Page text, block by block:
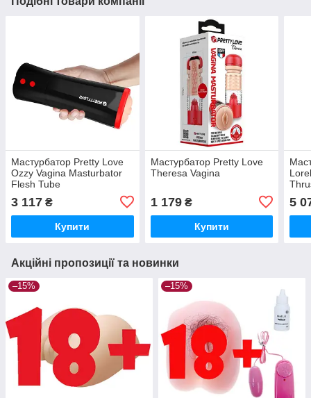
Мастурбатор Pretty Love
Ozzy Vagina Masturbator
Flesh Tube
3 117 ₴
Купити
Мастурбатор Pretty Love
Theresa Vagina
1 179₴
Купити
5
Акційні пропозиції та новинки
–15% –15%